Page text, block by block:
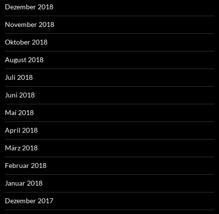
Dezember 2018
November 2018
Oktober 2018
August 2018
Juli 2018
Juni 2018
Mai 2018
April 2018
März 2018
Februar 2018
Januar 2018
Dezember 2017